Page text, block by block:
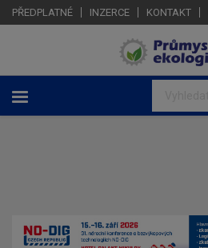
PŘEDPLATNÉ INZERCE KONTAKT